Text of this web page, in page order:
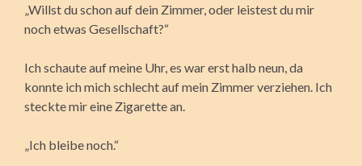
„Willst du schon auf dein Zimmer, oder leistest du mir
noch etwas Gesellschaft?“
Ich schaute auf meine Uhr, es war erst halb neun, da
konnte ich mich schlecht auf mein Zimmer verziehen. Ich
steckte mir eine Zigarette an.
„Ich bleibe noch.“